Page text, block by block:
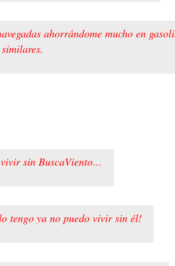
ahorrándome mucho en
vivir sin BuscaViento…
lo tengo ya no puedo vivir sin él!